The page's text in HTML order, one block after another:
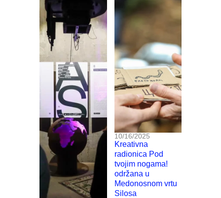
10/16/2025
Kreativna
radionica Pod
tvojim nogama!
održana u
Medonosnom vrtu
Silosa